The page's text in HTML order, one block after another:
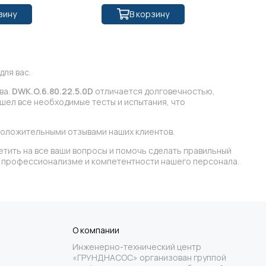
В корзину
вас.
DWK.O.6.80.22.5.0D отличается долговечностью,
все необходимые тесты и испытания, что
отзывами наших клиентов.
на все ваши вопросы и помочь сделать правильный
и компетентности нашего персонала.
О компании
Инженерно-технический центр
«ГРУНДНАСОС» организован группой